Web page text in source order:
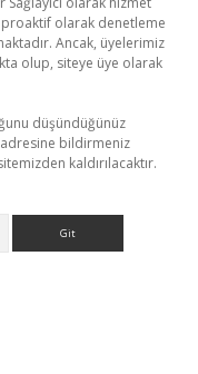
olarak denetleme
Ancak, üyelerimiz
olup, siteye üye olarak
düşündüğünüz
adresine bildirmeniz
kaldırılacaktır.